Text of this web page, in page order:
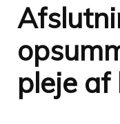
pleje af